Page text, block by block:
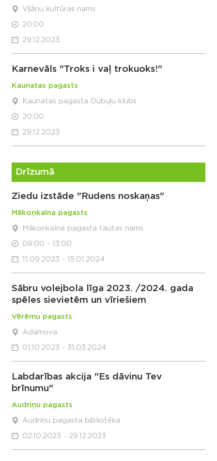
Viļānu kultūras nams
20:00
29.12.2023
Karnevāls "Troks i vaļ trokuoks!"
Kaunatas pagasts
Kaunatas pagasta Dubuļu klubs
20:00
29.12.2023
Drīzumā
Ziedu izstāde "Rudens noskaņas"
Mākoņkalna pagasts
Mākoņkalna pagasta tautas nams
09:00 - 13:00
11.09.2023 - 15.01.2024
Sābru volejbola līga 2023. /2024. gada
spēles sievietēm un vīriešiem
Vērēmu pagasts
Adamova
01.10.2023 - 31.03.2024
Labdarības akcija "Es dāvinu Tev
brīnumu"
Audriņu pagasts
Audriņu pagasta bibliotēka
02.10.2023 - 29.12.2023